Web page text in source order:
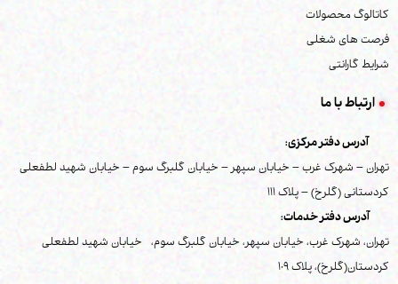
کاتالوگ محصولات
فرصت های شغلی
شرایط گارانتی
ارتباط با ما
آدرس دفتر مرکزی:
تهران – شهرک غرب – خیابان سپهر – خیابان گلبرگ سوم – خیابان شهید لطفعلی
کردستانی (گلرخ) – پلاک 111
آدرس دفتر خدمات:
تهران، شهرک غرب، خیابان سپهر، خیابان گلبرگ سوم، خیابان شهید لطفعلی
کردستان(گلرخ)، پلاک 109